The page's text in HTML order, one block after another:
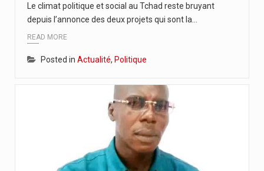
Le climat politique et social au Tchad reste bruyant
depuis l’annonce des deux projets qui sont la…
READ MORE
Posted in Actualité, Politique